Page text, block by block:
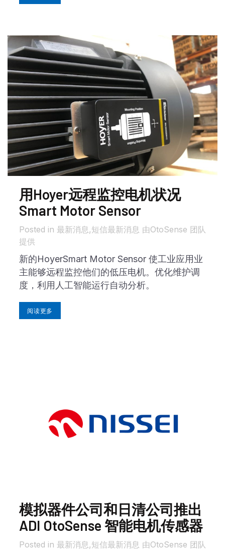
用Hoyer远程监控电机状况
Smart Motor Sensor
in 最新消息,短信最新消息 由OtoSense 团队
提供
新的HoyerSmart Motor Sensor 使工业应用业
主能够远程监控他们的低压电机。优化维护调
度，利用人工智能运行自动分析。
阅读更多
模拟器件公司和日清公司推出
ADI OtoSense 智能电机传感器
in 最新消息,短信最新消息 由OtoSense 团队